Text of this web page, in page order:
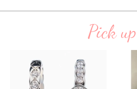
Pick up